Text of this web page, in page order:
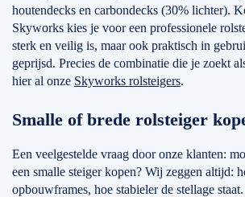
houtendecks en carbondecks (30% lichter).
Skyworks kies je voor een professionele
sterk en veilig is, maar ook praktisch in
geprijsd. Precies de combinatie die je zoekt
hier al onze Skyworks rolsteigers.
Smalle of brede rolsteiger
Een veelgestelde vraag door onze klanten:
een smalle steiger kopen? Wij zeggen altijd:
opbouwframes, hoe stabieler de stellage